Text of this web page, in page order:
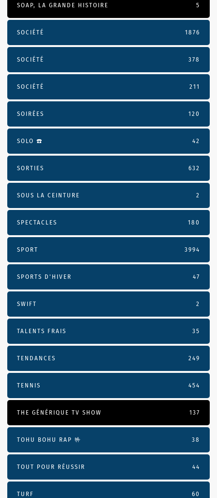
SOAP, LA GRANDE HISTOIRE 5
SOCIÉTÉ 1876
SOCIÉTÉ 378
SOCIÉTÉ 211
SOIRÉES 120
SOLO ☎️ 42
SORTIES 632
SOUS LA CEINTURE 2
SPECTACLES 180
SPORT 3994
SPORTS D'HIVER 47
SWIFT 2
TALENTS FRAIS 35
TENDANCES 249
TENNIS 454
THE GÉNÉRIQUE TV SHOW 137
TOHU BOHU RAP 🤟 38
TOUT POUR RÉUSSIR 44
TURF 60